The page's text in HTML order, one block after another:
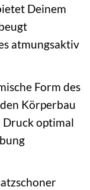
Deinem
atmungsaktiv
Form des
Körperbau
Druck optimal